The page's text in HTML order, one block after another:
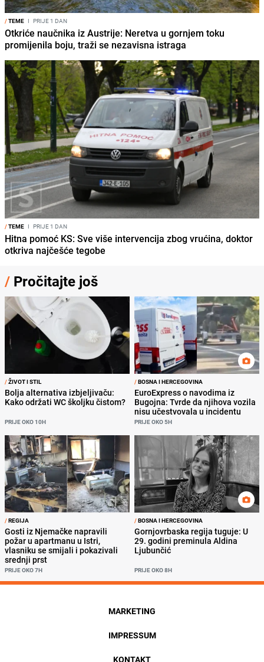
/TEME I PRIJE 1 DAN
Otkriće naučnika iz Austrije: Neretva u gornjem toku
promijenila boju, traži se nezavisna istraga
/TEME I PRIJE 1 DAN
Hitna pomoć KS: Sve više intervencija zbog vrućina, doktor
otkriva najčešće tegobe
/ Pročitajte još
/ŽIVOT I STIL
Bolja alternativa izbjeljivaču:
Kako održati WC školjku čistom?
PRIJE OKO 10H
/BOSNA I HERCEGOVINA
EuroExpress o navodima iz
Bugojna: Tvrde da njihova vozila
nisu učestvovala u incidentu
PRIJE OKO 5H
/REGIJA
Gosti iz Njemačke napravili
požar u apartmanu u Istri,
vlasniku se smijali i pokazivali
srednji prst
PRIJE OKO 7H
/BOSNA I HERCEGOVINA
Gornjovrbaska regija tuguje: U
29. godini preminula Aldina
Ljubunčić
PRIJE OKO 8H
MARKETING
IMPRESSUM
KONTAKT